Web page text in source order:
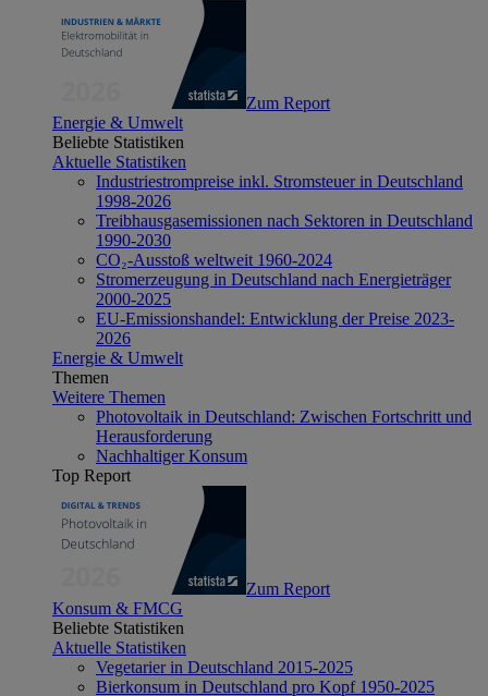
Zum Report
Energie & Umwelt
Beliebte Statistiken
Aktuelle Statistiken
Industriestrompreise inkl. Stromsteuer in Deutschland
1998-2026
Treibhausgasemissionen nach Sektoren in Deutschland
1990-2030
CO₂-Ausstoß weltweit 1960-2024
Stromerzeugung in Deutschland nach Energieträger
2000-2025
EU-Emissionshandel: Entwicklung der Preise 2023-
2026
Energie & Umwelt
Themen
Weitere Themen
Photovoltaik in Deutschland: Zwischen Fortschritt und
Herausforderung
Nachhaltiger Konsum
Top Report
Zum Report
Konsum & FMCG
Beliebte Statistiken
Aktuelle Statistiken
Vegetarier in Deutschland 2015-2025
Bierkonsum in Deutschland pro Kopf 1950-2025